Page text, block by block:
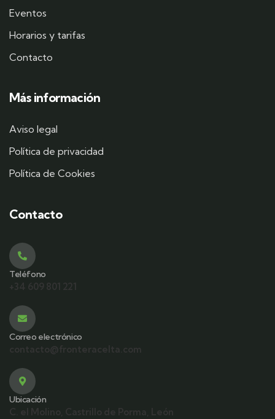
Eventos
Horarios y tarifas
Contacto
Más información
Aviso legal
Política de privacidad
Política de Cookies
Contacto
Teléfono
Correo electrónico
Ubicación